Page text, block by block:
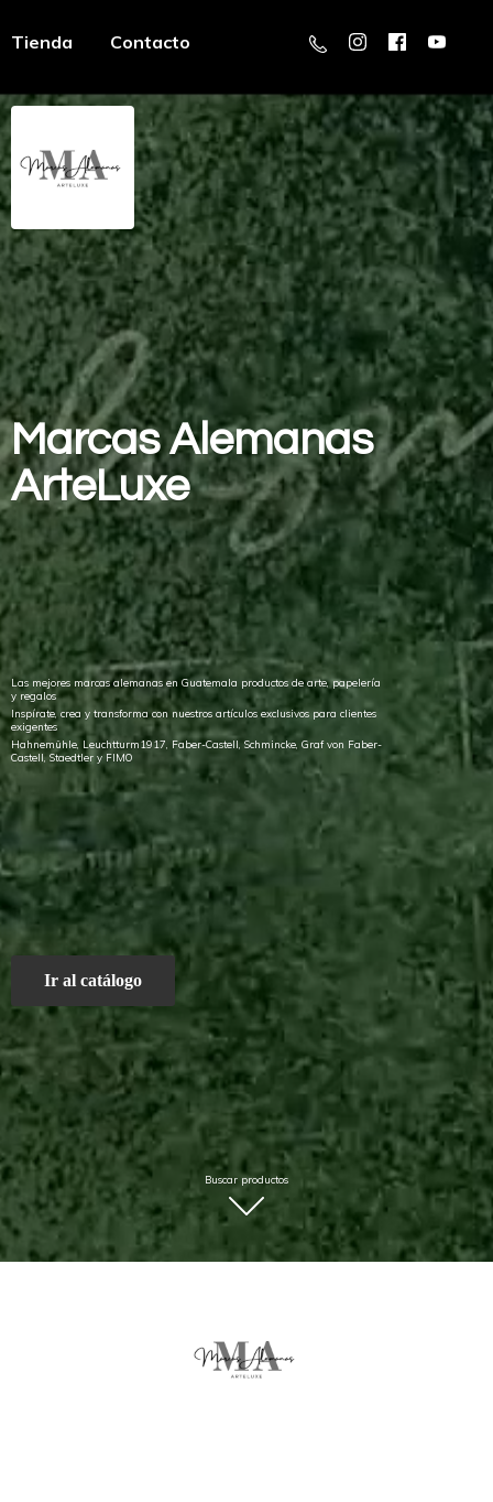
Tienda Contacto
MarcasAlemanas
ArteLuxe
Las mejores marcas alemanas en Guatemala productos de arte, papelería
y regalos
Inspírate, crea y transforma con nuestros artículos exclusivos para clientes
exigentes
Hahnemühle, Leuchtturm1917, Faber-Castell, Schmincke, Graf von Faber-
Castell, Staedtler y FIMO
Ir al catálogo
Buscar productos